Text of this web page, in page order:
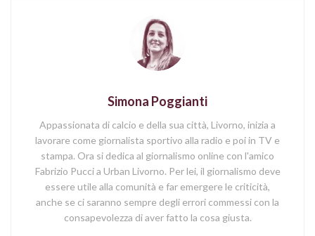
Simona Poggianti
Appassionata di calcio e della sua città, Livorno, inizia a
lavorare come giornalista sportivo alla radio e poi in TV e
stampa. Ora si dedica al giornalismo online con l'amico
Fabrizio Pucci a Urban Livorno. Per lei, il giornalismo deve
essere utile alla comunità e far emergere le criticità,
anche se ci saranno sempre degli errori commessi con la
consapevolezza di aver fatto la cosa giusta.